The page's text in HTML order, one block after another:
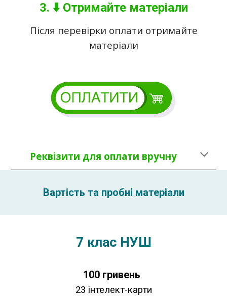
3. ⬇️ Отримайте матеріали
Після перевірки оплати отримайте
матеріали
Реквізити для оплати вручну
Вартість та пробні матеріали
7 клас НУШ
100 гривень
23 інтелект-карти